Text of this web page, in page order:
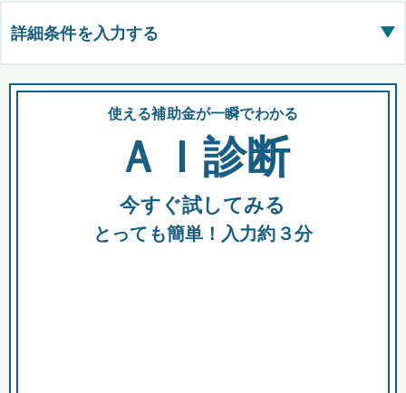
詳細条件を入力する ▶
都道府県
全国の検索結果を含めて表示
助成金 融資 出資
使える補助金が一瞬でわかる
ＡＩ診断
今すぐ試してみる
とっても簡単！入力約３分